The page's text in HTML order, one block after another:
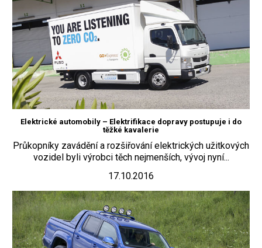
Elektrické automobily – Elektrifikace dopravy postupuje i do
těžké kavalerie
Průkopníky zavádění a rozšiřování elektrických užitkových
vozidel byli výrobci těch nejmenších, vývoj nyní...
17.10.2016